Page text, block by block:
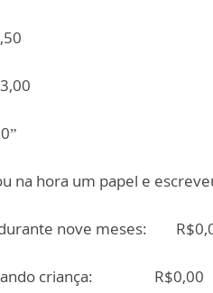
na hora um papel e
durante nove meses:
quando criança: R$0,00